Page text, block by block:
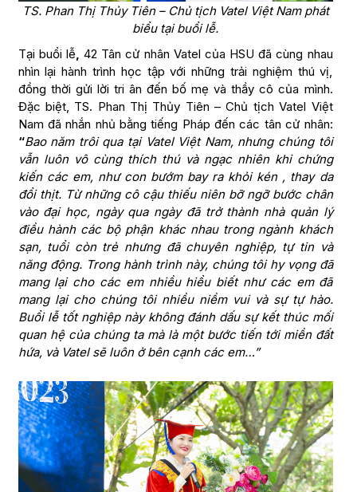
TS. Phan Thị Thủy Tiên – Chủ tịch Vatel Việt Nam phát
biểu tại buổi lễ.
Tại buổi lễ,42 Tân cử nhân Vatel của HSU đã cùng nhau
nhìn lại hành trình học tập với những trải nghiệm thú vị,
đồng thời gửi lời tri ân đến bố mẹ và thầy cô của mình.
Đặc biệt, TS. Phan Thị Thủy Tiên – Chủ tịch Vatel Việt
Nam đã nhắn nhủ bằng tiếng Pháp đến các tân cử nhân:
“Bao năm trôi qua tại Vatel Việt Nam, nhưng chúng tôi
vẫn luôn vô cùng thích thú và ngạc nhiên khi chứng
kiến ​​các em, như con bướm bay ra khỏi kén , thay da
đổi thịt. Từ những cô cậu thiếu niên bỡ ngỡ bước chân
vào đại học, ngày qua ngày đã trở thành nhà quản lý
điều hành các bộ phận khác nhau trong ngành khách
sạn, tuổi còn trẻ nhưng đã chuyên nghiệp, tự tin và
năng động. Trong hành trình này, chúng tôi hy vọng đã
mang lại cho các em nhiều hiểu biết như các em đã
mang lại cho chúng tôi nhiều niềm vui và sự tự hào.
Buổi lễ tốt nghiệp này không đánh dấu sự kết thúc mối
quan hệ của chúng ta mà là một bước tiến tới miền đất
hứa, và Vatel sẽ luôn ở bên cạnh các em…”